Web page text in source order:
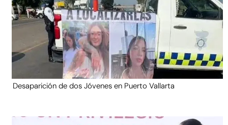
Desaparición de dos Jóvenes en Puerto Vallarta